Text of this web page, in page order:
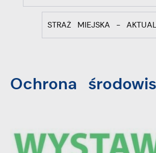
STRAŻ MIEJSKA -
Ochrona